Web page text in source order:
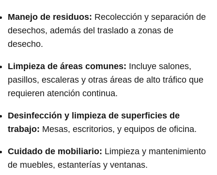
Manejo de residuos: Recolección y separación de
desechos, además del traslado a zonas de
desecho.
Limpieza de áreas comunes: Incluye salones,
pasillos, escaleras y otras áreas de alto tráfico que
requieren atención continua.
Desinfección y limpieza de superficies de
trabajo: Mesas, escritorios, y equipos de oficina.
Cuidado de mobiliario: Limpieza y mantenimiento
de muebles, estanterías y ventanas.